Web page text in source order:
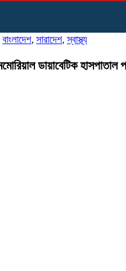
বাংলাদেশ, সারাদেশ,স্বাস্থ্য
ডায়াবেটিক হাসপাতাল